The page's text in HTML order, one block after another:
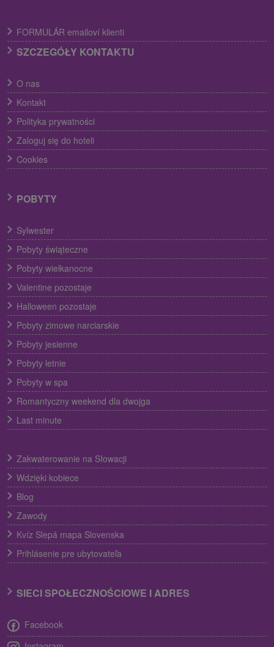
FORMULÁR emailoví klienti
SZCZEGÓŁY KONTAKTU
O nas
Kontakt
Polityka prywatności
Zaloguj się do hoteli
Cookies
POBYTY
Sylwester
Pobyty świąteczne
Pobyty wielkanocne
Valentine pozostaje
Halloween pozostaje
Pobyty zimowe narciarskie
Pobyty jesienne
Pobyty letnie
Pobyty w spa
Romantyczny weekend dla dwojga
Last minute
Zakwaterowanie na Słowacji
Wdzięki kobiece
Blog
Zawody
Kvíz Slepá mapa Slovenska
Prihlásenie pre ubytovateľa
SIECI SPOŁECZNOŚCIOWE I ADRES
Facebook